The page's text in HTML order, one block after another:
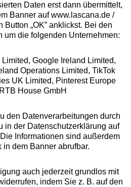
zur Bonitätsprüfung
Daten erst dann übermittelt,
Banner auf www.lascana.de /
„OK” anklickst. Bei den
um die folgenden Unternehmen:
Google Ireland Limited,
Operations Limited, TikTok
UK Limited, Pinterest Europe
House GmbH
den Datenverarbeitungen durch
in der Datenschutzerklärung auf
Informationen sind außerdem
in dem Banner abrufbar.
auch jederzeit grundlos mit
indem Sie z. B. auf den